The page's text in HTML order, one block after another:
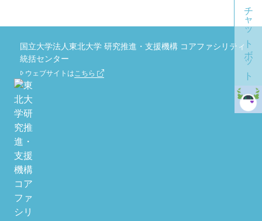
チャットボット
国立大学法人東北大学 研究推進・支援機構 コアファシリティ
統括センター
ウェブサイトはこちら